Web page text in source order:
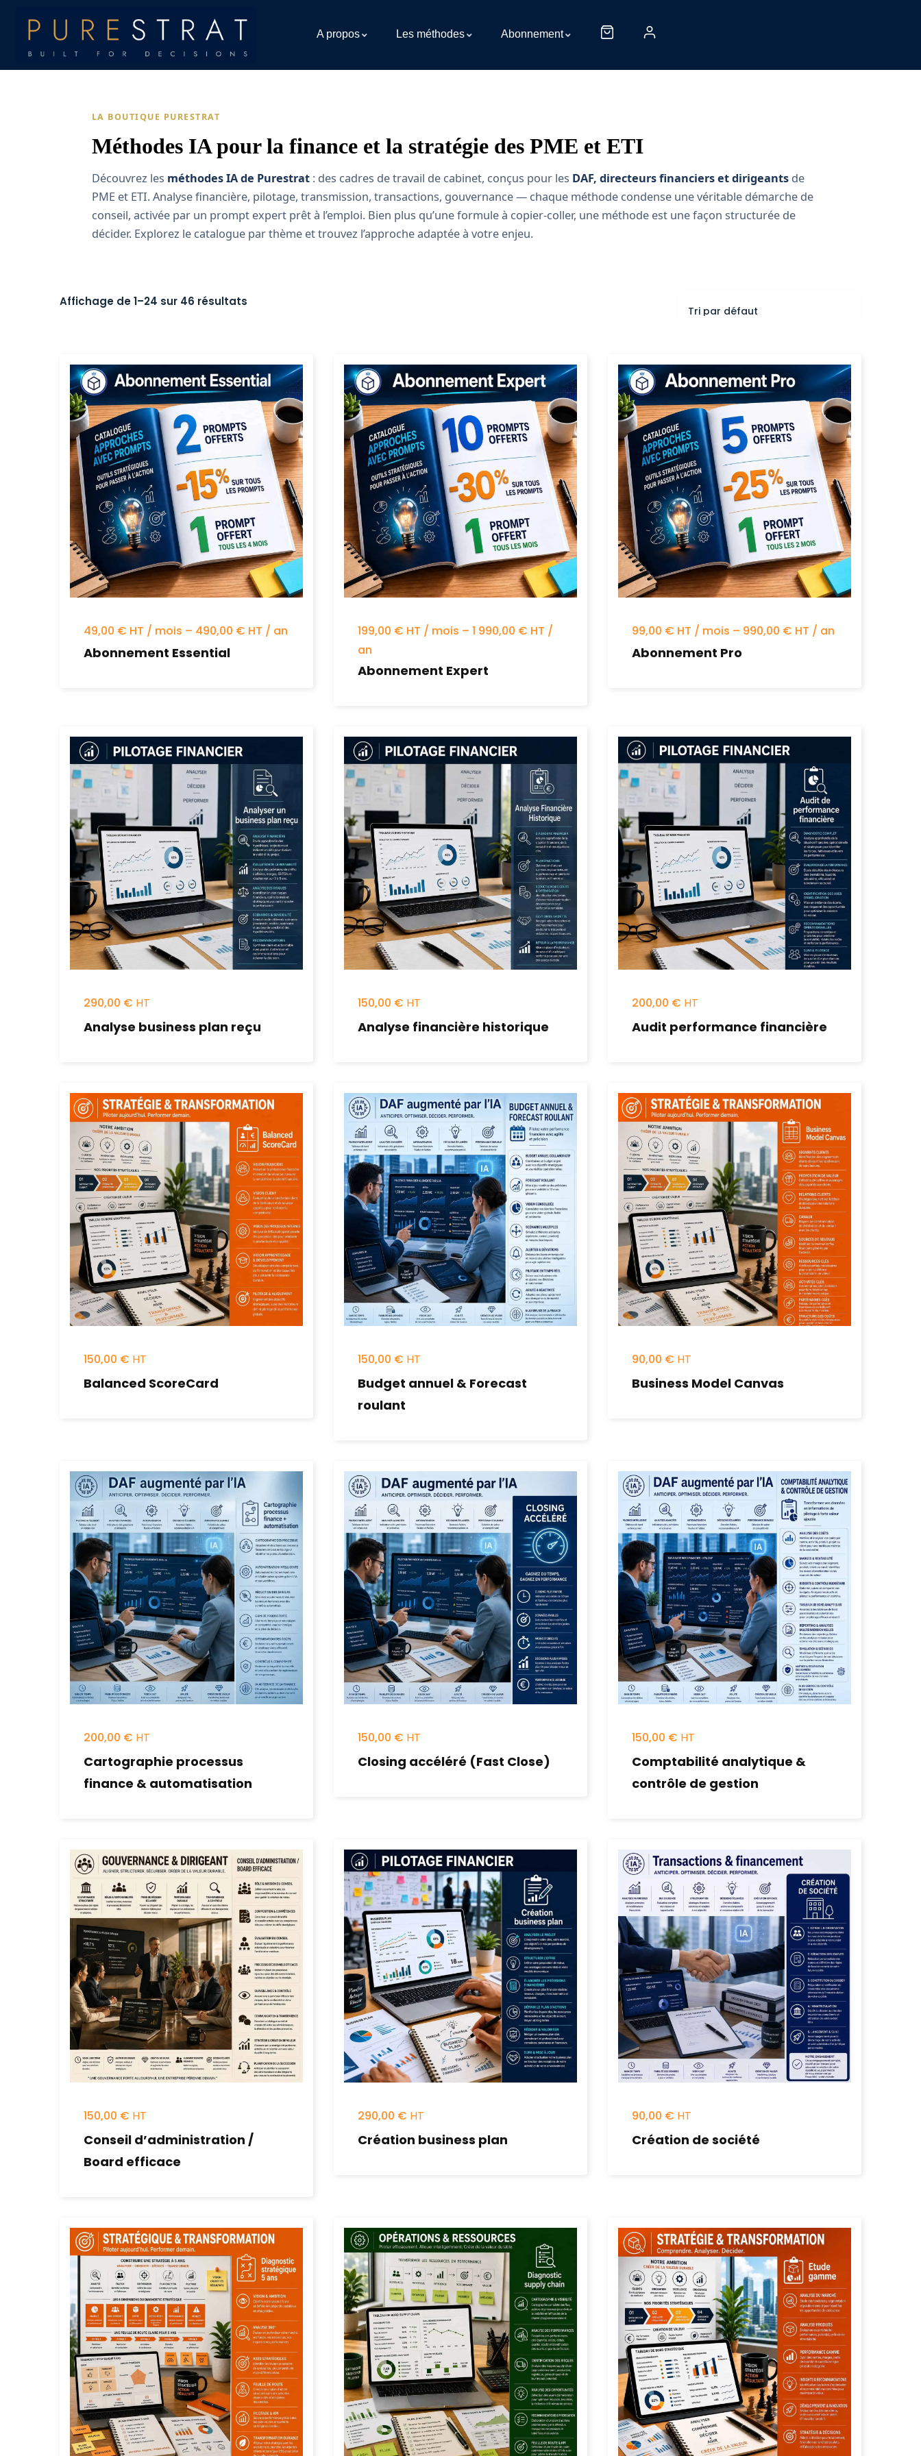
A propos Les méthodes Abonnement
LA BOUTIQUE PURESTRAT
Méthodes IA pour la finance et la stratégie des PME et ETI
Découvrez les méthodes IA de Purestrat : des cadres de travail de cabinet, conçus pour les DAF, directeurs financiers et dirigeants de
PME et ETI. Analyse financière, pilotage, transmission, transactions, gouvernance — chaque méthode condense une véritable démarche de
conseil, activée par un prompt expert prêt à l’emploi. Bien plus qu’une formule à copier-coller, une méthode est une façon structurée de
décider. Explorez le catalogue par thème et trouvez l’approche adaptée à votre enjeu.
Affichage de 1–24 sur 46 résultats
49,00 € HT / mois – 490,00 € HT / an
Abonnement Essential
199,00 € HT / mois – 1 990,00 € HT /
an
Abonnement Expert
99,00 € HT / mois – 990,00 € HT / an
Abonnement Pro
290,00 €
Analyse business plan reçu
150,00 €
Analyse financière historique
200,00 €
Audit performance financière
150,00 €
Balanced ScoreCard
150,00 €
Budget annuel & Forecast
roulant
90,00 €
Business Model Canvas
200,00 €
Cartographie processus
finance & automatisation
150,00 €
Closing accéléré (Fast Close)
150,00 €
Comptabilité analytique &
contrôle de gestion
150,00 €
Conseil d’administration /
Board efficace
290,00 €
Création business plan
90,00 €
Création de société